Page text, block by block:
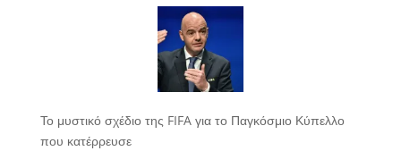
Το μυστικό σχέδιο της FIFA για το Παγκόσμιο Κύπελλο
που κατέρρευσε